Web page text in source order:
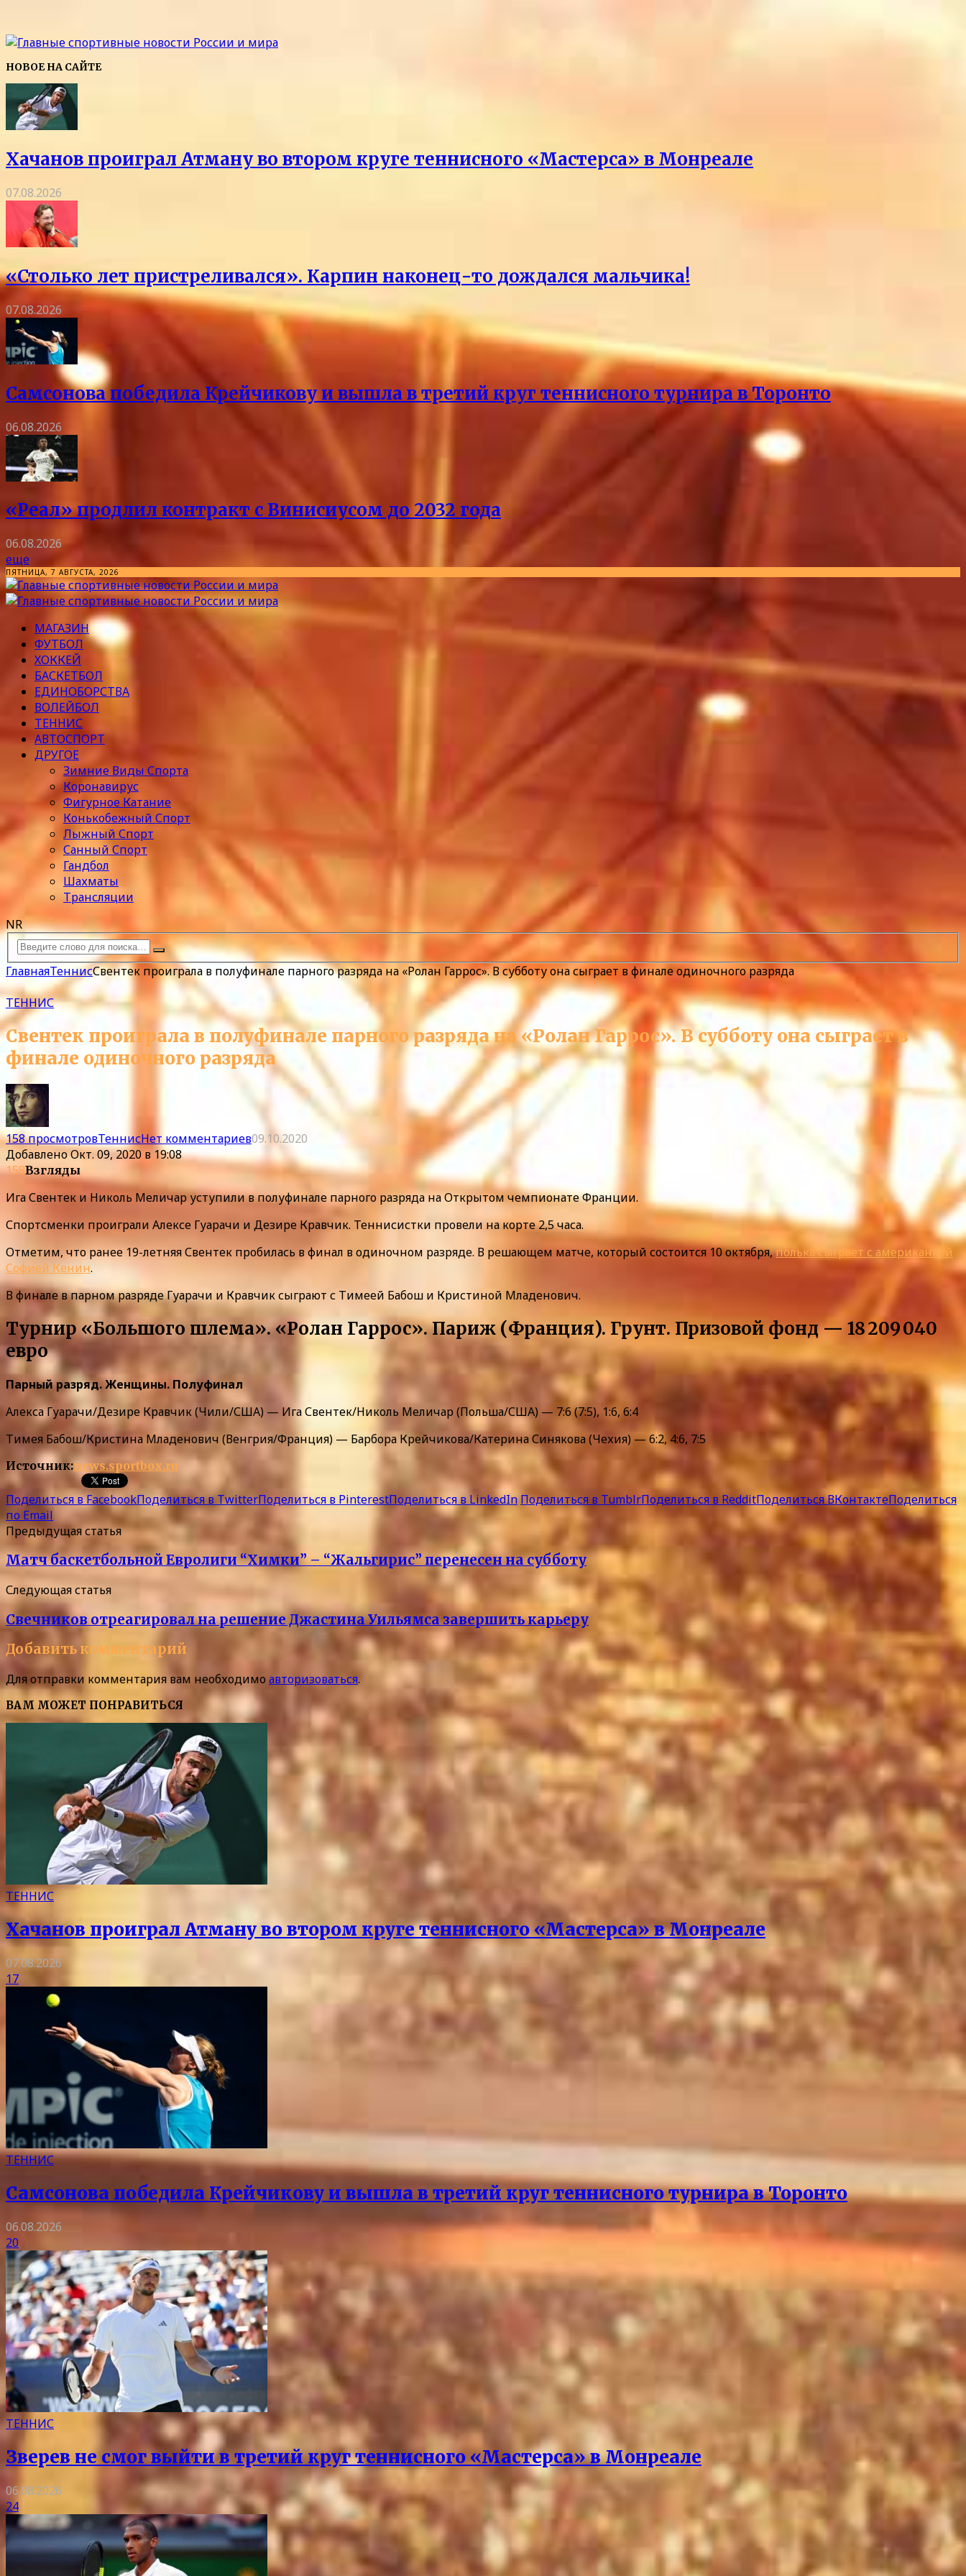
НОВОЕ НА САЙТЕ
Хачанов проиграл Атману во втором круге теннисного «Мастерса» в Монреале
07.08.2026
«Столько лет пристреливался». Карпин наконец-то дождался мальчика!
07.08.2026
Самсонова победила Крейчикову и вышла в третий круг теннисного турнира в Торонто
06.08.2026
«Реал» продлил контракт с Винисиусом до 2032 года
06.08.2026
еще
ПЯТНИЦА, 7 АВГУСТА, 2026
МАГАЗИН
ФУТБОЛ
ХОККЕЙ
БАСКЕТБОЛ
ЕДИНОБОРСТВА
ВОЛЕЙБОЛ
ТЕННИС
АВТОСПОРТ
ДРУГОЕ
Зимние Виды Спорта
Коронавирус
Фигурное Катание
Конькобежный Спорт
Лыжный Спорт
Санный Спорт
Гандбол
Шахматы
Трансляции
NR
ГлавнаяТеннисСвентек проиграла в полуфинале парного разряда на «Ролан Гаррос». В субботу она сыграет в финале одиночного разряда
ТЕННИС
Свентек проиграла в полуфинале парного разряда на «Ролан Гаррос». В субботу она сыграет в
финале одиночного разряда
158 просмотровТеннисНет комментариев09.10.2020
ДобавленоОкт. 09, 2020 в 19:08
158Взгляды
Ига Свентек и Николь Меличар уступили в полуфинале парного разряда на Открытом чемпионате Франции.
Спортсменки проиграли Алексе Гуарачи и Дезире Кравчик. Теннисистки провели на корте 2,5 часа.
Отметим, что ранее 19-летняя Свентек пробилась в финал в одиночном разряде. В решающем матче, который состоится 10 октября,полька сыграет с американкой
Софией Кенин.
В финале в парном разряде Гуарачи и Кравчик сыграют с Тимеей Бабош и Кристиной Младенович.
Турнир «Большого шлема». «Ролан Гаррос». Париж (Франция). Грунт. Призовой фонд — 18 209 040
евро
Парный разряд. Женщины. Полуфинал
Алекса Гуарачи/Дезире Кравчик (Чили/США) — Ига Свентек/Николь Меличар (Польша/США) — 7:6 (7:5), 1:6, 6:4
Тимея Бабош/Кристина Младенович (Венгрия/Франция) — Барбора Крейчикова/Катерина Синякова (Чехия) — 6:2, 4:6, 7:5
Источник:news.sportbox.ru
Поделиться в FacebookПоделиться в TwitterПоделиться в PinterestПоделиться в LinkedIn Поделиться в TumblrПоделиться в RedditПоделиться ВКонтактеПоделиться
по Email
Предыдущая статья
Матч баскетбольной Евролиги “Химки” – “Жальгирис” перенесен на субботу
Следующая статья
Свечников отреагировал на решение Джастина Уильямса завершить карьеру
Добавить комментарий
Для отправки комментария вам необходимоавторизоваться.
ВАМ МОЖЕТ ПОНРАВИТЬСЯ
ТЕННИС
Хачанов проиграл Атману во втором круге теннисного «Мастерса» в Монреале
07.08.2026
17
ТЕННИС
Самсонова победила Крейчикову и вышла в третий круг теннисного турнира в Торонто
06.08.2026
20
ТЕННИС
Зверев не смог выйти в третий круг теннисного «Мастерса» в Монреале
06.08.2026
24